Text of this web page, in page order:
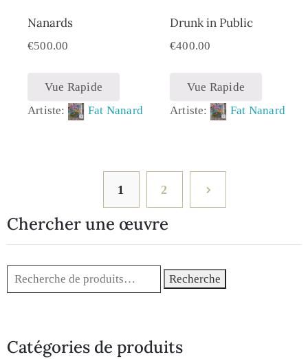
Nanards
€500.00
Vue Rapide
Artiste:
Fat Nanard
Drunk in Public
€400.00
Vue Rapide
Artiste:
Fat Nanard
1 2
Chercher une œuvre
Recherche
Catégories de produits